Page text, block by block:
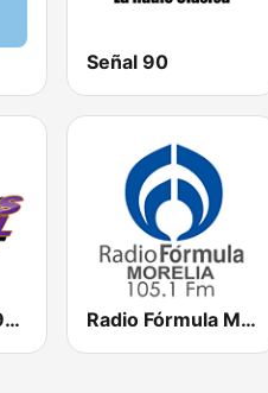
Señal 90
Éxtasis Digital 95.9 FM Radio Fórmula Morelia